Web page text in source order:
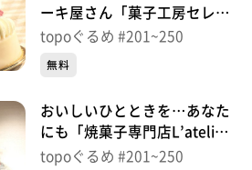
ーキ屋さん「菓子工房セレブ
レ」（太白区長町）＃
topoぐるめ #201~250
無料
おいしいひとときを…あなた
にも「焼菓子専門店L’atelier
陸」（青葉区堤通雨宮町）＃
topoぐるめ #201~250